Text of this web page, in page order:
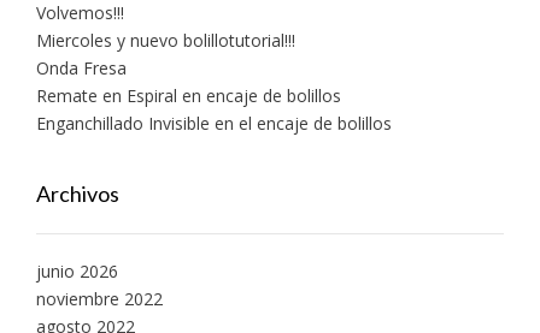
Volvemos!!!
Miercoles y nuevo bolillotutorial!!!
Onda Fresa
Remate en Espiral en encaje de bolillos
Enganchillado Invisible en el encaje de bolillos
Archivos
junio 2026
noviembre 2022
agosto 2022